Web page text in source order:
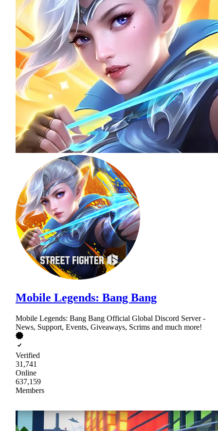
Mobile Legends: Bang Bang
Mobile Legends: Bang Bang Official Global Discord Server -
News, Support, Events, Giveaways, Scrims and much more!
Verified
31,741
Online
637,159
Members